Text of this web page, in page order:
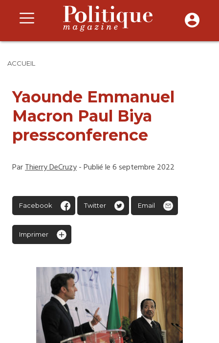
ACCUEIL
Yaounde Emmanuel
Macron Paul Biya
pressconference
ParThierry DeCruzy- Publié le 6 septembre 2022
Facebook Twitter Email
Imprimer